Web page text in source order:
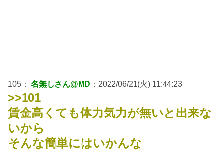
105： 名無しさん@MD ：2022/06/21(火) 11:44:23
>>101
賃金高くても体力気力が無いと出来な
いから
そんな簡単にはいかんな